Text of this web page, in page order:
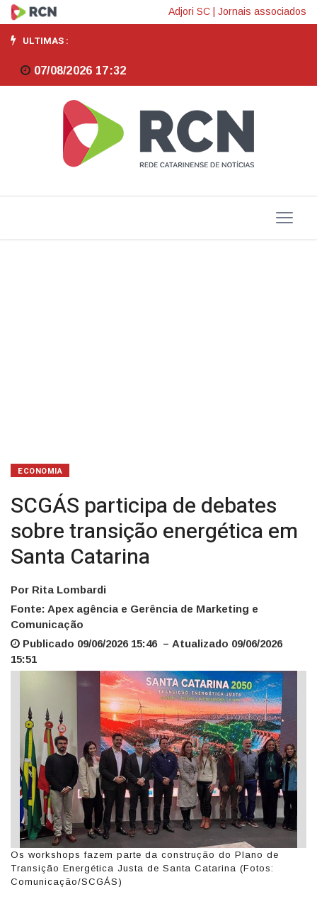
SCGÁS
participa
de
debates
sobre
transição
energética
Adjori SC Jornais associados
ULTIMAS :
07/08/2026 17:32
ECONOMIA
SCGÁS participa de debates
sobre transição energética em
Santa Catarina
Por Rita Lombardi
Fonte: Apex agência e Gerência de Marketing e
Comunicação
Publicado 09/06/2026 15:46 – Atualizado 09/06/2026
15:51
Os workshops fazem parte da construção do Plano de
Transição Energética Justa de Santa Catarina (Fotos:
Comunicação/SCGÁS)